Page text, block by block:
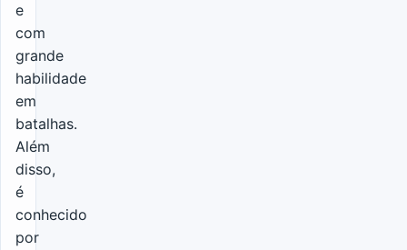
e
com
grande
habilidade
em
batalhas.
Além
disso,
é
conhecido
por